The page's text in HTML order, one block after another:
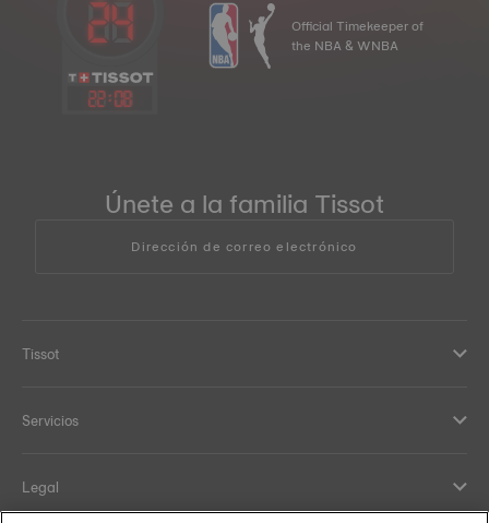
22:08
Official Timekeeper of
the NBA & WNBA
Únete a la familia Tissot
Dirección de correo electrónico
Tissot
Servicios
Legal